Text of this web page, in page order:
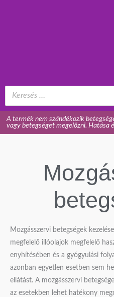
A termék nem szándékozik
vagy betegséget megelőzni. Hatása
Mozgásszervi betegségek
megfelelő illóolajok megfelelő
enyhítésében és a gyógyulási
azonban egyetlen esetben sem
ellátást. A mozgásszervi
az esetekben lehet hatékony